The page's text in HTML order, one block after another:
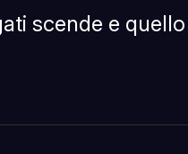
scende e